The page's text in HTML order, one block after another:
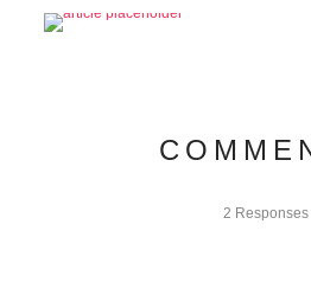
2 Responses